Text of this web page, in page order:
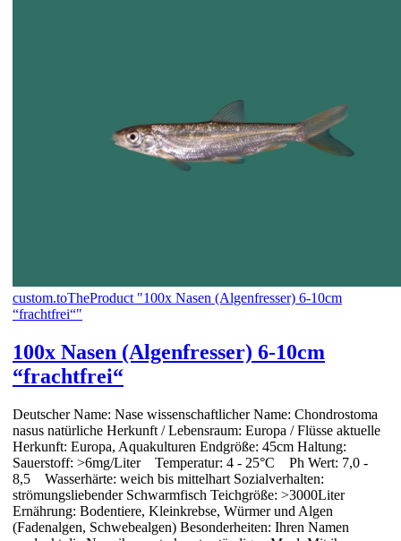
custom.toTheProduct "100x Nasen (Algenfresser) 6-10cm
“frachtfrei“"
100x Nasen (Algenfresser) 6-10cm
“frachtfrei“
Deutscher Name: Nase wissenschaftlicher Name: Chondrostoma
nasus natürliche Herkunft / Lebensraum: Europa / Flüsse aktuelle
Herkunft: Europa, Aquakulturen Endgröße: 45cm Haltung:
Sauerstoff: >6mg/Liter Temperatur: 4 - 25°C Ph Wert: 7,0 -
8,5 Wasserhärte: weich bis mittelhart Sozialverhalten:
strömungsliebender Schwarmfisch Teichgröße: >3000Liter
Ernährung: Bodentiere, Kleinkrebse, Würmer und Algen
(Fadenalgen, Schwebealgen) Besonderheiten: Ihren Namen